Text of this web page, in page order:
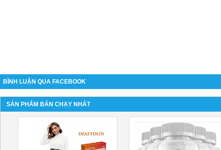
BÌNH LUẬN QUA FACEBOOK
SẢN PHẨM BÁN CHẠY NHẤT